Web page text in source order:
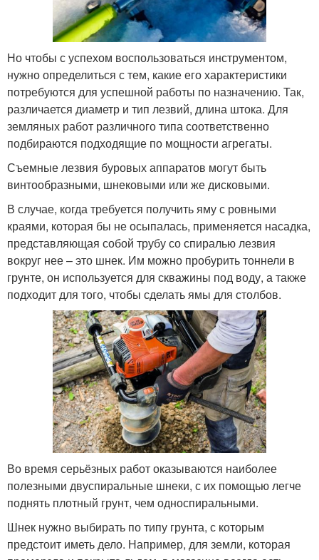
Но чтобы с успехом воспользоваться инструментом,
нужно определиться с тем, какие его характеристики
потребуются для успешной работы по назначению. Так,
различается диаметр и тип лезвий, длина штока. Для
земляных работ различного типа соответственно
подбираются подходящие по мощности агрегаты.
Съемные лезвия буровых аппаратов могут быть
винтообразными, шнековыми или же дисковыми.
В случае, когда требуется получить яму с ровными
краями, которая бы не осыпалась, применяется насадка,
представляющая собой трубу со спиралью лезвия
вокруг нее – это шнек. Им можно пробурить тоннели в
грунте, он используется для скважины под воду, а также
подходит для того, чтобы сделать ямы для столбов.
Во время серьёзных работ оказываются наиболее
полезными двуспиральные шнеки, с их помощью легче
поднять плотный грунт, чем односпиральными.
Шнек нужно выбирать по типу грунта, с которым
предстоит иметь дело. Например, для земли, которая